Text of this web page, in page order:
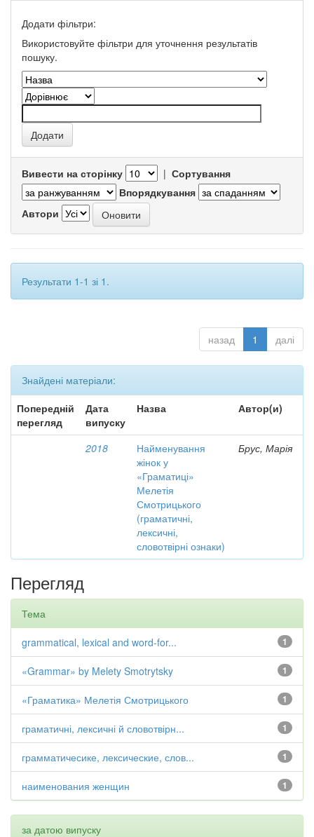
Додати фільтри:
Використовуйте фільтри для уточнення результатів
пошуку.
Вивести на сторінку | Сортування
Впорядкування
Автори
Результати 1-1 зі 1.
назад 1 далі
Знайдені матеріали:
Попередній
перегляд
Дата
випуску
Назва Автор(и)
2018
Найменування
жінок у
«Граматиці»
Мелетія
Смотрицького
(граматичні,
лексичні,
словотвірні ознаки)
Брус, Марія
Перегляд
Тема
1
grammatical, lexical and word-for...
1
«Grammar» by Melety Smotrytsky
1
«Граматика» Мелетія Смотрицького
1
граматичні, лексичні й словотвірн...
1
грамматичесике, лексические, слов...
1
наименования женщин
за датою випуску